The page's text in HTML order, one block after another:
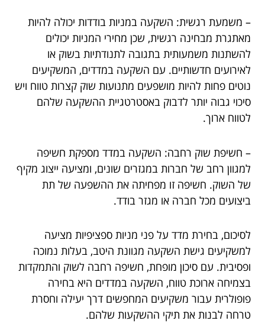
– משמעת רגשית: השקעה במניות בודדות יכולה להיות
מאתגרת מבחינה רגשית, שכן מחירי המניות יכולים
להשתנות משמעותית בתגובה לתנודתיות בשוק או
לאירועים חדשותיים. עם השקעה במדדים, המשקיעים
נוטים פחות להיות מושפעים מתנועות שוק קצרות טווח ויש
סיכוי גבוה יותר לדבוק באסטרטגיית ההשקעה שלהם
לטווח ארוך.
– חשיפת שוק רחבה: השקעה במדד מספקת חשיפה
למגוון רחב של חברות במגזרים שונים, ומציעה ייצוג מקיף
של השוק. חשיפה זו מפחיתה את ההשפעה של תת
ביצועים מכל חברה או מגזר בודד.
לסיכום, בחירת מדד על פני מניות ספציפיות מציעה
למשקיעים גישת השקעה מגוונת היטב, בעלות נמוכה
ופסיבית. עם סיכון מופחת, חשיפה רחבה לשוק והתמקדות
בצמיחה ארוכת טווח, השקעה במדדים היא בחירה
פופולרית עבור משקיעים המחפשים דרך יעילה וחסרת
טרחה לבנות את תיקי ההשקעות שלהם.